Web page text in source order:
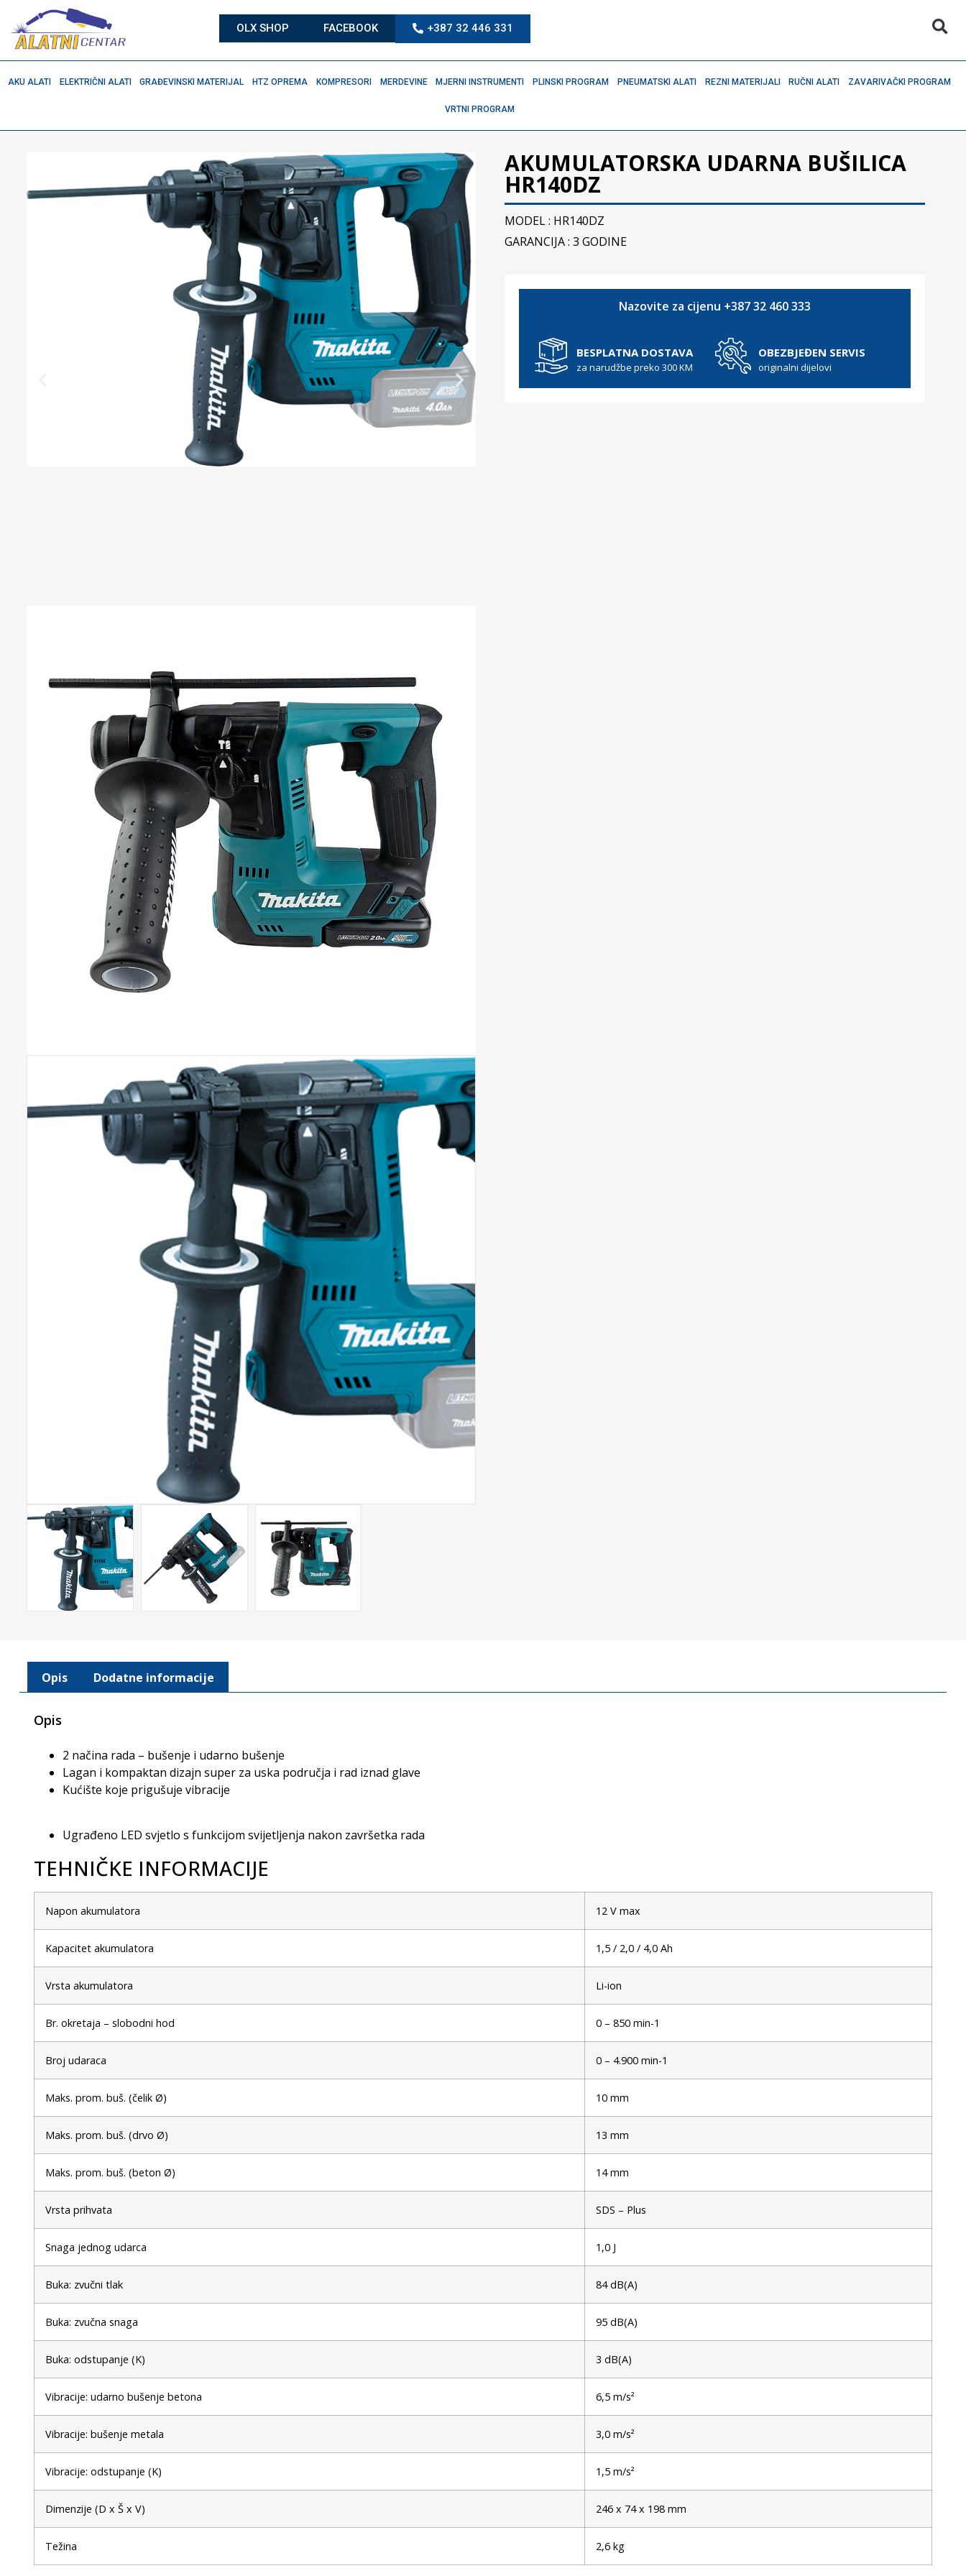
OLX SHOP FACEBOOK +387 32 446 331
AKU ALATI ELEKTRIČNI ALATI GRAĐEVINSKI MATERIJAL HTZ OPREMA KOMPRESORI MERDEVINE MJERNI INSTRUMENTI PLINSKI PROGRAM PNEUMATSKI ALATI REZNI MATERIJALI RUČNI ALATI ZAVARIVAČKI PROGRAM
VRTNI PROGRAM
AKUMULATORSKA UDARNA BUŠILICA
HR140DZ
MODEL : HR140DZ
GARANCIJA : 3 GODINE
Nazovite za cijenu +387 32 460 333
BESPLATNA DOSTAVA
za narudžbe preko 300 KM
OBEZBJEĐEN SERVIS
originalni dijelovi
Opis Dodatne informacije
Opis
2 načina rada – bušenje i udarno bušenje
Lagan i kompaktan dizajn super za uska područja i rad iznad glave
Kućište koje prigušuje vibracije
Ugrađeno LED svjetlo s funkcijom svijetljenja nakon završetka rada
TEHNIČKE INFORMACIJE
Napon akumulatora 12 V max
Kapacitet akumulatora 1,5 / 2,0 / 4,0 Ah
Vrsta akumulatora Li-ion
Br. okretaja – slobodni hod 0 – 850 min-1
Broj udaraca 0 – 4.900 min-1
Maks. prom. buš. (čelik Ø) 10 mm
Maks. prom. buš. (drvo Ø) 13 mm
Maks. prom. buš. (beton Ø) 14 mm
Vrsta prihvata SDS – Plus
Snaga jednog udarca 1,0 J
Buka: zvučni tlak 84 dB(A)
Buka: zvučna snaga 95 dB(A)
Buka: odstupanje (K) 3 dB(A)
Vibracije: udarno bušenje betona 6,5 m/s²
Vibracije: bušenje metala 3,0 m/s²
Vibracije: odstupanje (K) 1,5 m/s²
Dimenzije (D x Š x V) 246 x 74 x 198 mm
Težina 2,6 kg